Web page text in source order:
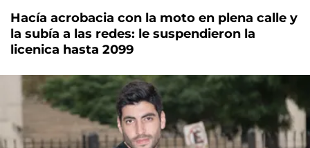
Hacía acrobacia con la moto en plena calle y
la subía a las redes: le suspendieron la
licenica hasta 2099